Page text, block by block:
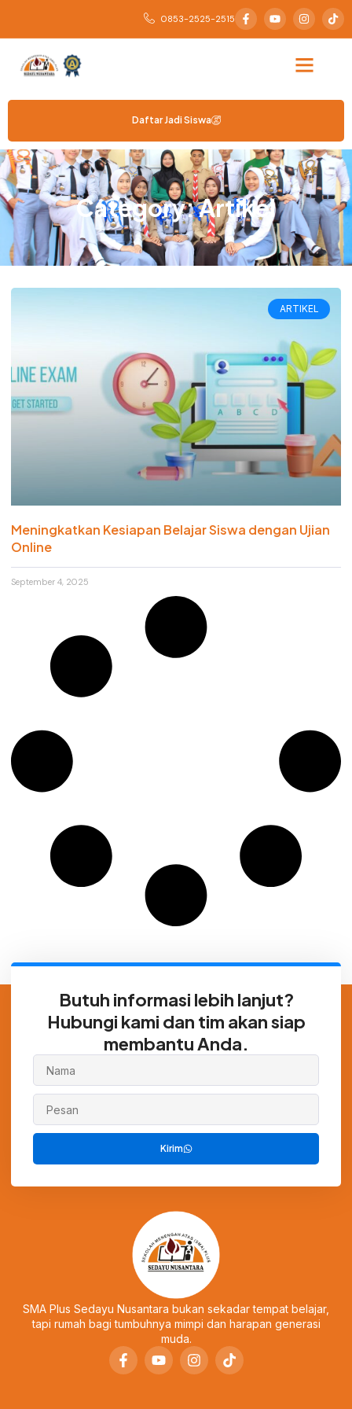
0853-2525-2515
Daftar Jadi Siswa
Category: Artikel
ARTIKEL
Meningkatkan Kesiapan Belajar Siswa dengan Ujian
Online
September 4, 2025
Butuh informasi lebih lanjut?
Hubungi kami dan tim akan siap
membantu Anda.
Kirim
SMA Plus Sedayu Nusantara bukan sekadar tempat belajar,
tapi rumah bagi tumbuhnya mimpi dan harapan generasi
muda.